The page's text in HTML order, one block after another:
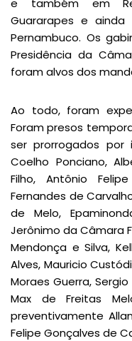
e também em
Guararapes e
Pernambuco. Os
Presidência da
foram alvos dos
Ao todo, foram
Foram presos
ser prorrogados por
Coelho Ponciano,
Filho, Antônio
Fernandes de
de Melo,
Jerônimo da Câmara
Mendonça e Silva,
Alves, Mauricio
Moraes Guerra,
Max de Freitas
preventivamente
Felipe Gonçalves de